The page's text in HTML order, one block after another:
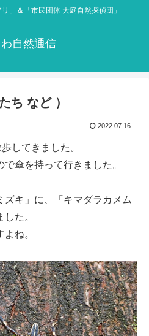
」＆「市民団体 大庭自然探偵団」
自然通信
ち など ）
2022.07.16
してきました。
傘を持って行きました。
キ」に、「キマダラカメム
た。
ね。